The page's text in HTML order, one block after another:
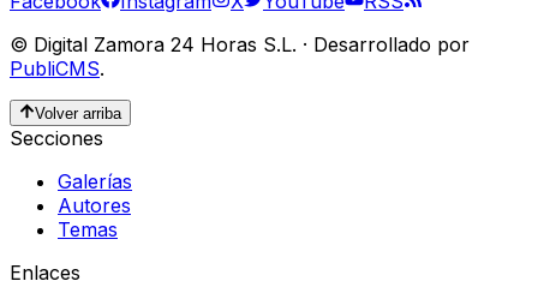
© Digital Zamora 24 Horas S.L. · Desarrollado por
PubliCMS.
Volver arriba
Secciones
Galerías
Autores
Temas
Enlaces